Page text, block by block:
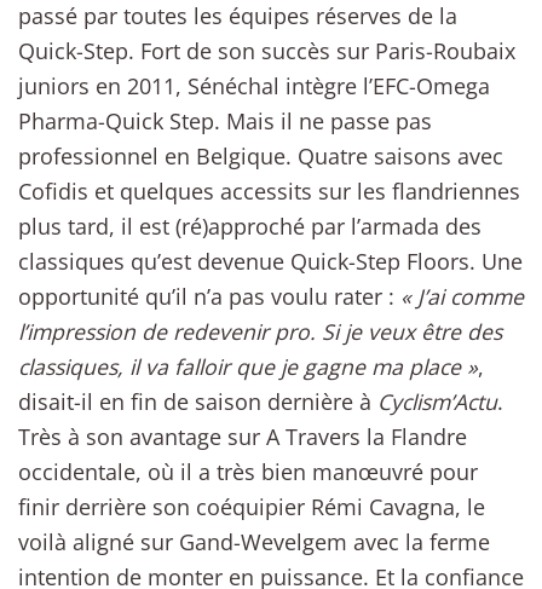
passé par toutes les équipes réserves de la
Quick-Step. Fort de son succès sur Paris-Roubaix
juniors en 2011, Sénéchal intègre l’EFC-Omega
Pharma-Quick Step. Mais il ne passe pas
professionnel en Belgique. Quatre saisons avec
Cofidis et quelques accessits sur les flandriennes
plus tard, il est (ré)approché par l’armada des
classiques qu’est devenue Quick-Step Floors. Une
opportunité qu’il n’a pas voulu rater : « J’ai comme
l’impression de redevenir pro. Si je veux être des
classiques, il va falloir que je gagne ma place »,
disait-il en fin de saison dernière à Cyclism’Actu.
Très à son avantage sur A Travers la Flandre
occidentale, où il a très bien manœuvré pour
finir derrière son coéquipier Rémi Cavagna, le
voilà aligné sur Gand-Wevelgem avec la ferme
intention de monter en puissance. Et la confiance